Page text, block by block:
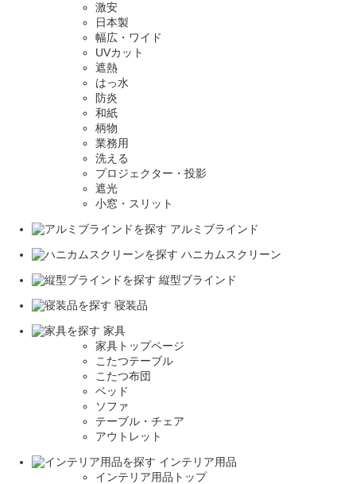
激安
日本製
幅広・ワイド
UVカット
遮熱
はっ水
防炎
和紙
柄物
業務用
洗える
プロジェクター・投影
遮光
小窓・スリット
アルミブラインド
ハニカムスクリーン
縦型ブラインド
寝装品
家具
家具トップページ
こたつテーブル
こたつ布団
ベッド
ソファ
テーブル・チェア
アウトレット
インテリア用品
インテリア用品トップ